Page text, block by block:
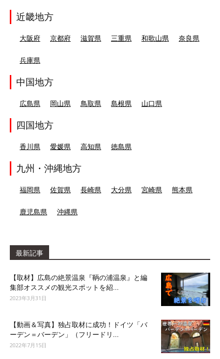
近畿地方
大阪府 京都府 滋賀県 三重県 和歌山県 奈良県
兵庫県
中国地方
広島県 岡山県 鳥取県 島根県 山口県
四国地方
香川県 愛媛県 高知県 徳島県
九州・沖縄地方
福岡県 佐賀県 長崎県 大分県 宮崎県 熊本県
鹿児島県 沖縄県
最新記事
【取材】広島の絶景温泉『鞆の浦温泉』と編
集部オススメの観光スポットを紹...
2023年3月31日
【動画＆写真】独占取材に成功！ドイツ「バ
ーデン＝バーデン」（フリードリ...
2022年7月15日